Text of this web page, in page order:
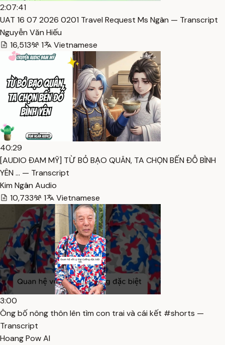
2:07:41
UAT 16 07 2026 0201 Travel Request Ms Ngân — Transcript
Nguyễn Văn Hiếu
16,513
1 Vietnamese
40:29
[AUDIO ĐAM MỸ] TỪ BỎ BẠO QUÂN, TA CHỌN BẾN ĐỖ BÌNH
YÊN … — Transcript
Kim Ngân Audio
10,733
1 Vietnamese
3:00
Ông bố nông thôn lên tìm con trai và cái kết #shorts —
Transcript
Hoang Pow AI